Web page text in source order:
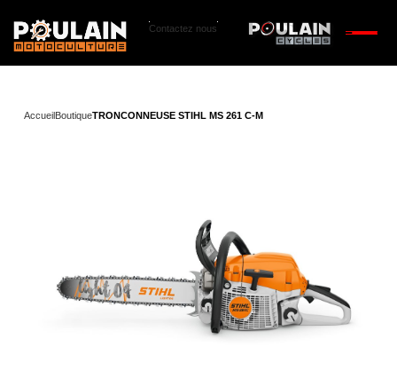
Contactez nous
AccueilBoutiqueTRONCONNEUSE STIHL MS 261 C-M